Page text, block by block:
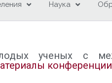
Наука
ученых с
конференции